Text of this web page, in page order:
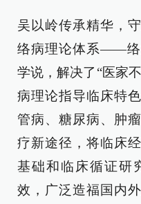
吴以岭传承精华，
络病理论体系——络
学说，解决了“医家
病理论指导临床特
管病、糖尿病、肿
疗新途径，将临床
基础和临床循证研
效，广泛造福国内